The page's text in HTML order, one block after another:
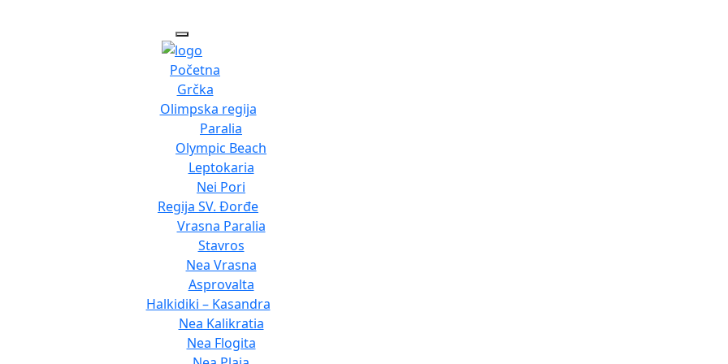
Početna
Grčka
Olimpska regija
Paralia
Olympic Beach
Leptokaria
Nei Pori
Regija SV. Đorđe
Vrasna Paralia
Stavros
Nea Vrasna
Asprovalta
Halkidiki – Kasandra
Nea Kalikratia
Nea Flogita